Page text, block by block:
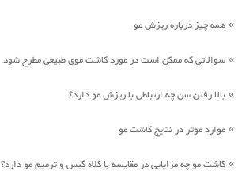
» همه چیز درباره ریزش مو
» سوالاتی که ممکن است در مورد کاشت موی طبیعی مطرح شود
» بالا رفتن سن چه ارتباطی با ریزش مو دارد؟
» موارد موثر در نتایج کاشت مو
» کاشت مو چه مزایایی در مقایسه با کلاه گیس و ترمیم مو دارد؟